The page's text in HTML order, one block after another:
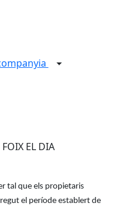
EL DIA
tal que els propietaris
el període establert de